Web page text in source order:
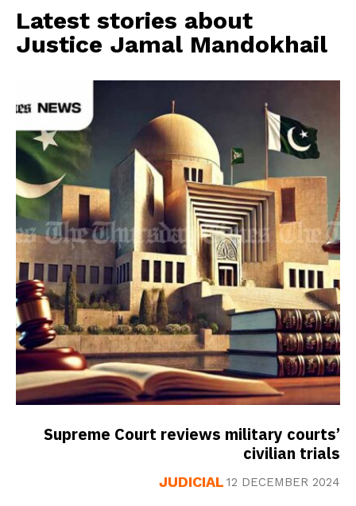
Latest stories about
Justice Jamal Mandokhail
Supreme Court reviews military courts’
civilian trials
JUDICIAL 12 DECEMBER 2024